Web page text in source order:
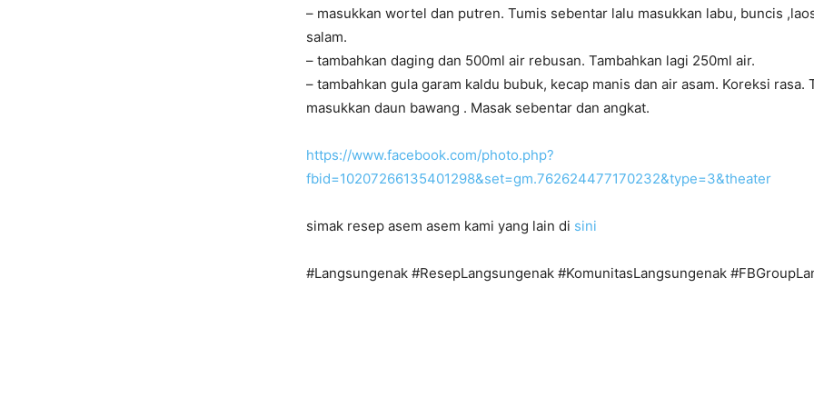
– masukkan wortel dan putren. Tumis sebentar lalu masukkan labu, buncis
salam.
– tambahkan daging dan 500ml air rebusan. Tambahkan lagi 250ml air.
– tambahkan gula garam kaldu bubuk, kecap manis dan air asam. Koreksi rasa.
masukkan daun bawang . Masak sebentar dan angkat.
https://www.facebook.com/photo.php?
fbid=10207266135401298&set=gm.762624477170232&type=3&theater
simak resep asem asem kami yang lain di sini
#Langsungenak #ResepLangsungenak #KomunitasLangsungenak